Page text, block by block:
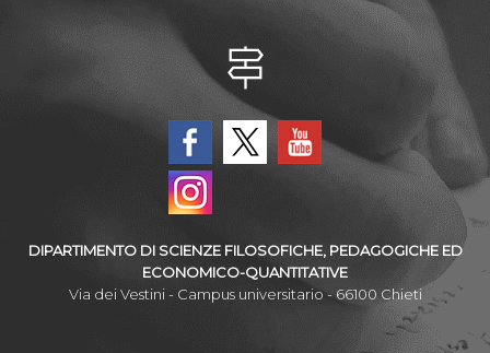
DIPARTIMENTO DI SCIENZE FILOSOFICHE, PEDAGOGICHE ED
ECONOMICO-QUANTITATIVE
Via dei Vestini - Campus universitario - 66100 Chieti